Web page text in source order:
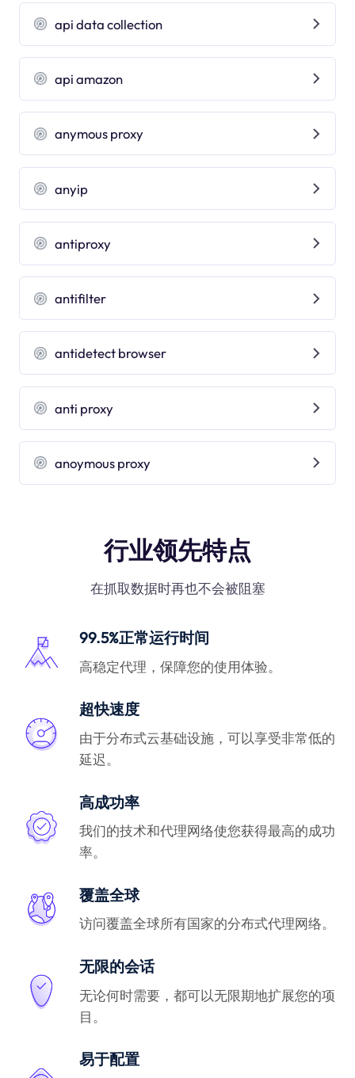
api data collection
api amazon
anymous proxy
anyip
antiproxy
antifilter
antidetect browser
anti proxy
anoymous proxy
行业领先特点
在抓取数据时再也不会被阻塞
99.5%正常运行时间
高稳定代理，保障您的使用体验。
超快速度
由于分布式云基础设施，可以享受非常低的
延迟。
高成功率
我们的技术和代理网络使您获得最高的成功
率。
覆盖全球
访问覆盖全球所有国家的分布式代理网络。
无限的会话
无论何时需要，都可以无限期地扩展您的项
目。
易于配置